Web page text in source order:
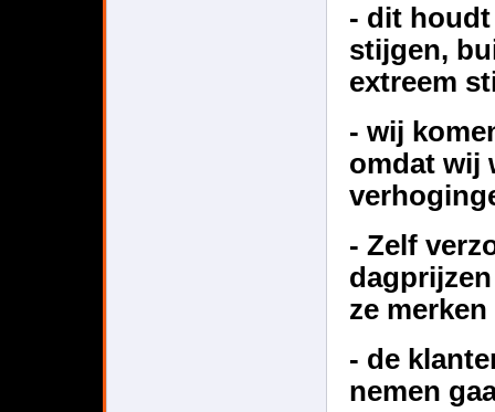
- dit houdt
stijgen,
extreem
- wij
omdat wij
- Zelf
ze
- de
nemen